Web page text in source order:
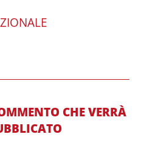
CHE VERRÀ